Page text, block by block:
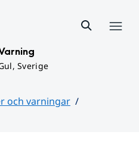
Sverige
och varningar